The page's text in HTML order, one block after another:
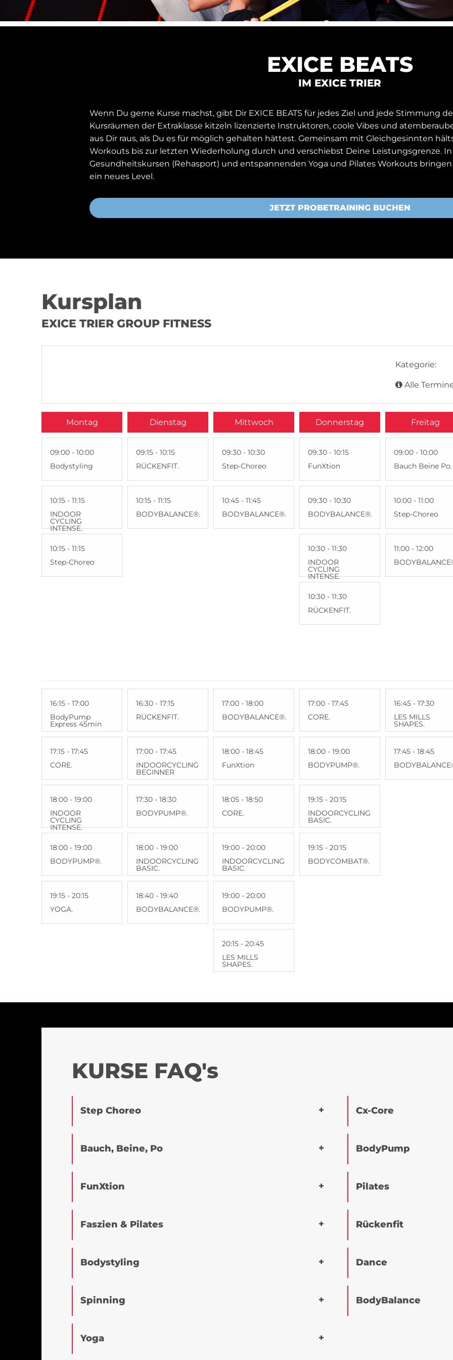
EXICE BEATS
IM EXICE TRIER
Wenn Du gerne Kurse machst, gibt Dir EXICE BEATS für jedes Ziel und jede Stimmung
Kursräumen der Extraklasse kitzeln lizenzierte Instruktoren, coole Vibes und
aus Dir raus, als Du es für möglich gehalten hättest. Gemeinsam mit Gleichgesinnten
Workouts bis zur letzten Wiederholung durch und verschiebst Deine Leistungsgrenze.
Gesundheitskursen (Rehasport) und entspannenden Yoga und Pilates Workouts
ein neues Level.
JETZT PROBETRAINING BUCHEN
Kursplan
EXICE TRIER GROUP FITNESS
Kategorie:
Alle
Montag
09:00 - 10:00
Bodystyling
10:15 - 11:15
INDOOR
CYCLING
INTENSE.
10:15 - 11:15
Step-Choreo
Dienstag
09:15 - 10:15
RÜCKENFIT.
10:15 - 11:15
BODYBALANCE®.
Mittwoch
09:30 - 10:30
Step-Choreo
10:45 - 11:45
BODYBALANCE®.
Donnerstag
09:30 - 10:15
FunXtion
09:30 - 10:30
BODYBALANCE®.
10:30 - 11:30
INDOOR
CYCLING
INTENSE.
10:30 - 11:30
RÜCKENFIT.
Freitag
09:00 - 10:00
Bauch Beine Po.
10:00 - 11:00
Step-Choreo
11:00 - 12:00
16:15 - 17:00
BodyPump
Express 45min
17:15 - 17:45
CORE.
18:00 - 19:00
INDOOR
CYCLING
INTENSE.
18:00 - 19:00
BODYPUMP®.
19:15 - 20:15
YOGA.
16:30 - 17:15
RÜCKENFIT.
17:00 - 17:45
INDOORCYCLING
BEGINNER
17:30 - 18:30
BODYPUMP®.
18:00 - 19:00
INDOORCYCLING
BASIC.
18:40 - 19:40
BODYBALANCE®.
17:00 - 18:00
BODYBALANCE®.
18:00 - 18:45
FunXtion
18:05 - 18:50
CORE.
19:00 - 20:00
INDOORCYCLING
BASIC.
19:00 - 20:00
BODYPUMP®.
20:15 - 20:45
LES MILLS
SHAPES.
17:00 - 17:45
CORE.
18:00 - 19:00
BODYPUMP®.
19:15 - 20:15
INDOORCYCLING
BASIC.
19:15 - 20:15
BODYCOMBAT®.
16:45 - 17:30
LES MILLS
SHAPES.
17:45 - 18:45
KURSE FAQ's
Step Choreo
Bauch, Beine, Po
FunXtion
Faszien & Pilates
Bodystyling
Spinning
Yoga
Cx-Core
BodyPump
Pilates
Rückenfit
Dance
BodyBalance